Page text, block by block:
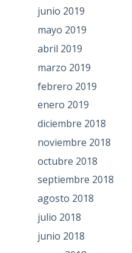
junio 2019
mayo 2019
abril 2019
marzo 2019
febrero 2019
enero 2019
diciembre 2018
noviembre 2018
octubre 2018
septiembre 2018
agosto 2018
julio 2018
junio 2018